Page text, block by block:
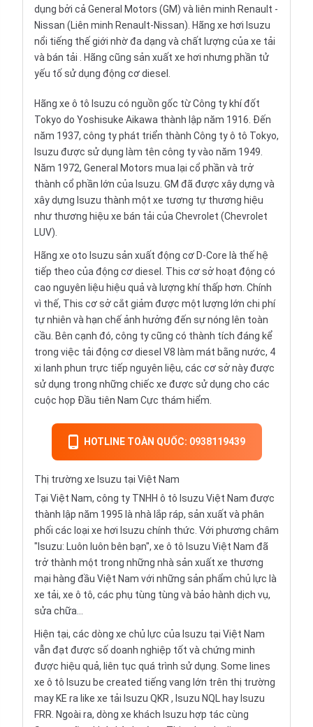
dụng bởi cả General Motors (GM) và liên minh Renault -
Nissan (Liên minh Renault-Nissan). Hãng xe hơi Isuzu
nổi tiếng thế giới nhờ đa dạng và chất lượng củaxe tải
và bán tải . Hãng cũng sản xuất xe hơi nhưng phần tử
yếu tố sử dụng động cơ diesel.
Hãng xe ô tô Isuzu có nguồn gốc từ Công ty khí đốt
Tokyo do Yoshisuke Aikawa thành lập năm 1916. Đến
năm 1937, công ty phát triển thành Công ty ô tô Tokyo,
Isuzu được sử dụng làm tên công ty vào năm 1949.
Năm 1972, General Motors mua lại cổ phần và trở
thành cổ phần lớn của Isuzu. GM đã được xây dựng và
xây dựng Isuzu thành một xe tương tự thương hiệu
như thương hiệu xe bán tải củaChevrolet (Chevrolet
LUV).
Hãng xe oto Isuzu sản xuất động cơ D-Core là thế hệ
tiếp theo của động cơ diesel. This cơ sở hoạt động có
cao nguyên liệu hiệu quả và lượng khí thấp hơn. Chính
vì thế, This cơ sở cắt giảm được một lượng lớn chi phí
tự nhiên và hạn chế ảnh hưởng đến sự nóng lên toàn
cầu. Bên cạnh đó, công ty cũng có thành tích đáng kể
trong việc tải động cơ diesel V8 làm mát bằng nước, 4
xi lanh phun trực tiếp nguyên liệu, các cơ sở này được
sử dụng trong những chiếc xe được sử dụng cho các
cuộc họp Đầu tiên Nam Cực thám hiểm.
HOTLINE TOÀN QUỐC: 0938119439
Thị trường xe Isuzu tại Việt Nam
Tại Việt Nam, công ty TNHH ô tô Isuzu Việt Nam được
thành lập năm 1995 là nhà lắp ráp, sản xuất và phân
phối các loại xe hơi Isuzu chính thức. Với phương châm
"Isuzu: Luôn luôn bên bạn", xe ô tô Isuzu Việt Nam đã
trở thành một trong những nhà sản xuất xe thương
mại hàng đầu Việt Nam với những sản phẩm chủ lực là
xe tải, xe ô tô, các phụ tùng tùng và bảo hành dịch vụ,
sửa chữa…
Hiện tại, các dòng xe chủ lực của Isuzu tại Việt Nam
vẫn đạt được số doanh nghiệp tốt và chứng minh
được hiệu quả, liên tục quá trình sử dụng. Some lines
xe ô tô Isuzu be created tiếng vang lớn trên thị trường
may KE ra like xe tải Isuzu QKR, Isuzu NQL hay Isuzu
FRR. Ngoài ra, dòng xe khách Isuzu hợp tác cùng